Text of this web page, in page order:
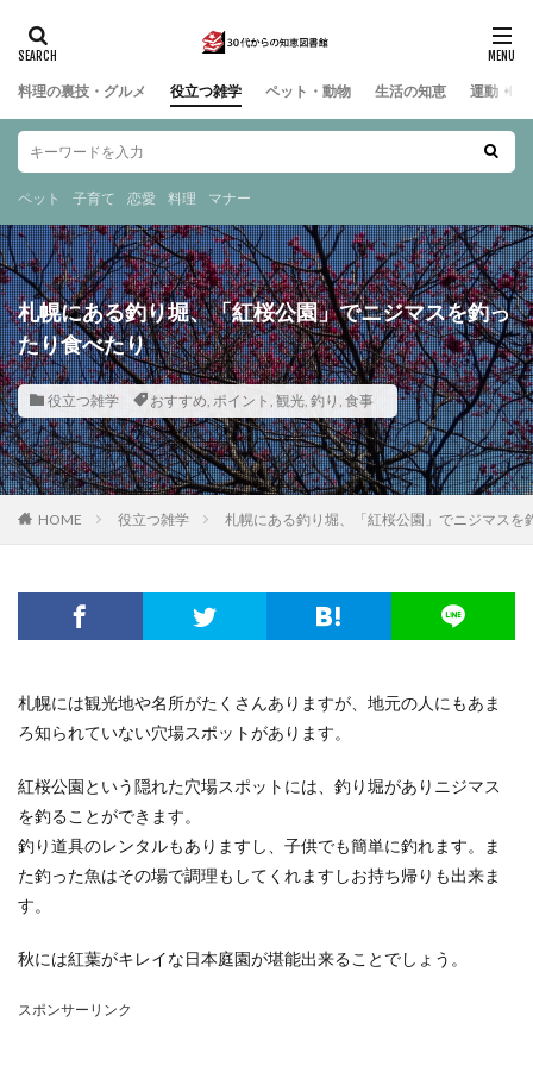
料理の裏技・グルメ 役立つ雑学 ペット・動物 生活の知恵 運動・ス
ペット 子育て 恋愛 料理 マナー
札幌にある釣り堀、「紅桜公園」でニジマスを釣っ
たり食べたり
役立つ雑学 おすすめ, ポイント , 観光, 釣り , 食事
HOME 役立つ雑学 札幌にある釣り堀、「紅桜公園」でニジマスを
札幌には観光地や名所がたくさんありますが、地元の人にもあま
ろ知られていない穴場スポットがあります。
紅桜公園という隠れた穴場スポットには、釣り堀がありニジマス
を釣ることができます。
釣り道具のレンタルもありますし、子供でも簡単に釣れます。ま
た釣った魚はその場で調理もしてくれますしお持ち帰りも出来ま
す。
秋には紅葉がキレイな日本庭園が堪能出来ることでしょう。
スポンサーリンク